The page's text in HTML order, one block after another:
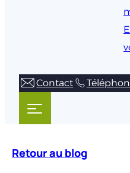
Contact
Retour au blog